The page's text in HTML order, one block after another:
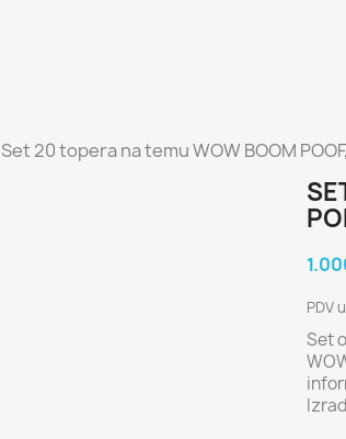
Set 20 topera na temu WOW BOOM
PDV
Set